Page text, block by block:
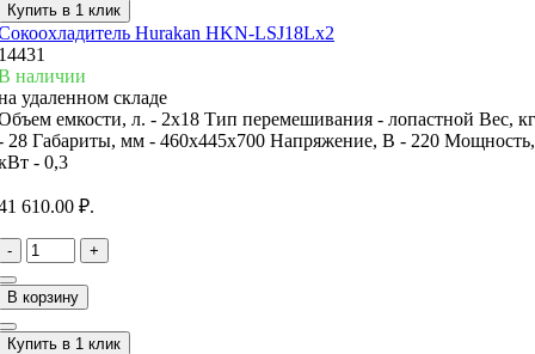
Купить в 1 клик
Hurakan HKN-LSJ18Lx2
наличии
удаленном складе
емкости, л. - 2х18 Тип перемешивания - лопастной Вес, кг
28 Габариты, мм - 460x445x700 Напряжение, В - 220 Мощность,
- 0,3
610.00 ₽.
- +
В корзину
Купить в 1 клик